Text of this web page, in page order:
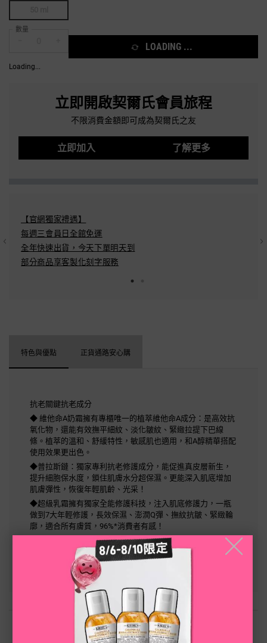
數量
LOADING ...
Loading...
立即開啟契爾氏會員旅程
不限消費金額即可成為契爾氏之友
立即加入 了解更多
【官網獨家禮遇】
每週三會員日全館免運
全年快速出貨，今天下單明天到​
部分商品享客製化刻字服務​
特色與優點 正貨通路安心購
抗老關鍵抗老成分
◆ 維他命A奶霜擁有專櫃唯一的植萃維他命A成分：是高效抗
氧化物，還能有效撫平細紋、淡化皺紋、緊緻拉提下巴線
條。植萃的溫和、舒緩特性，敏感肌也適用，和A醇精華搭配
使用效果更出色。​
◆普拉斯鏈：獨家專利抗老修護成分，能促進真皮層新生，
提升細胞保水度，鎖住肌膚水分超保濕。更能深入肌底增加
肌膚彈性，恢復年輕肌齡、光采！​
◆超級乳霜擁有獨家全能修護科技，注入肌底修護力，一瓶
做到7大年輕修護，長效保濕、澎潤Q彈、撫紋抗皺、緊緻輪
廓，適合所有膚質，96%*消費者有感！​
*53位消費者使用12週後實驗室數據，實際效果因人而異​
建議保養流程
╳